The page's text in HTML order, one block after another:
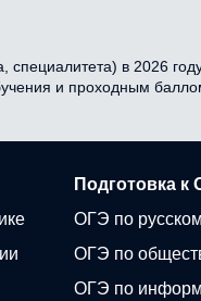
в 2026
и проходным
Подготовка к
ОГЭ по
ОГЭ по
ОГЭ по